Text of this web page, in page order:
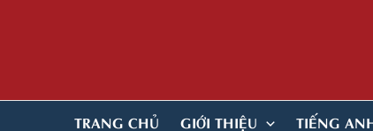
dung
TRANG CHỦ GIỚI THIỆU TIẾNG